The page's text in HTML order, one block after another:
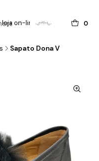
0
loja on-line !
Sapato Dona V